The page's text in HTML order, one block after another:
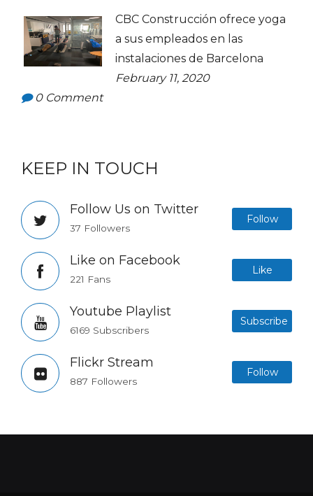
CBC Construcción ofrece yoga
a sus empleados en las
instalaciones de Barcelona
February 11, 2020
0Comment
KEEP IN TOUCH
Follow Us on Twitter
37 Followers
Follow
Like on Facebook
221 Fans
Like
Youtube Playlist
6169 Subscribers
Subscribe
Flickr Stream
887 Followers
Follow